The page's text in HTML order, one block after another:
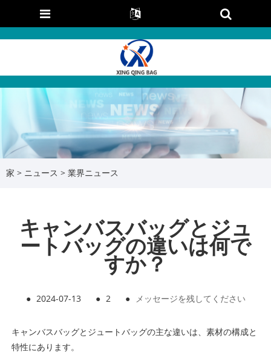
家 > ニュース > 業界ニュース
キャンバスバッグとジュ
ートバッグの違いは何で
すか？
● 2024-07-13 ● 2 ● メッセージを残してください
キャンバスバッグとジュートバッグの主な違いは、素材の構成と
特性にあります。